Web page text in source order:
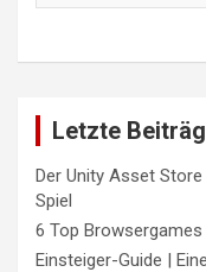
Letzte
Der Unity Asset
Spiel
6 Top
Einsteiger-Guide |